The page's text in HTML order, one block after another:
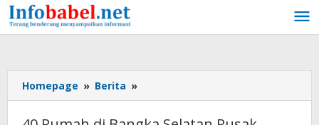
Lewati
ke
konten
Homepage » Berita »
Rumah
di